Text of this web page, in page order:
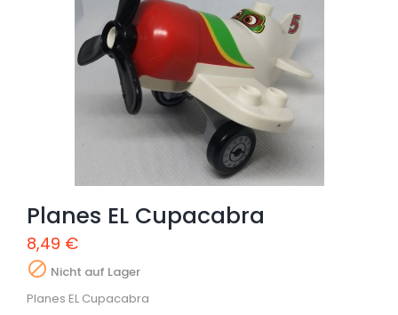
Planes EL Cupacabra
8,49 €
 Nicht auf Lager
Planes EL Cupacabra